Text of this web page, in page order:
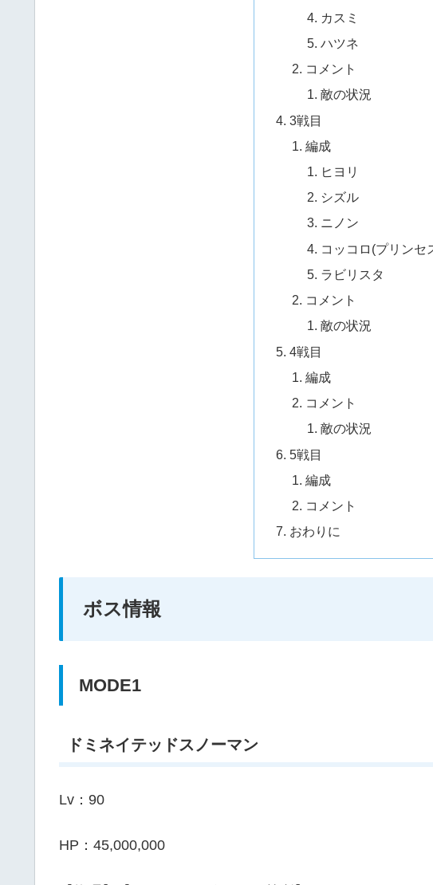
カスミ
ハツネ
コメント
敵の状況
3戦目
編成
ヒヨリ
シズル
ニノン
コッコロ(プリンセ
ラビリスタ
コメント
敵の状況
4戦目
編成
コメント
敵の状況
5戦目
編成
コメント
おわりに
ボス情報
MODE1
ドミネイテッドスノーマン
Lv：90
HP：45,000,000